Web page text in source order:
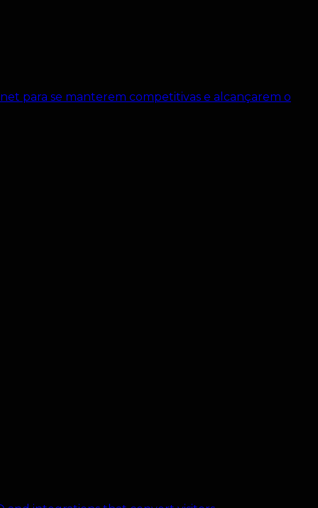
para se manterem competitivas e alcançarem o